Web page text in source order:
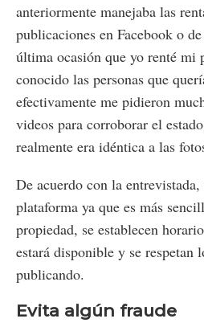
anteriormente manejaba las
publicaciones en Facebook o
última ocasión que yo renté mi
conocido las personas que
efectivamente me pidieron
videos para corroborar el
realmente era idéntica a las
De acuerdo con la
plataforma ya que es más
propiedad, se establecen
estará disponible y se respetan
publicando.
Evita algún fraude